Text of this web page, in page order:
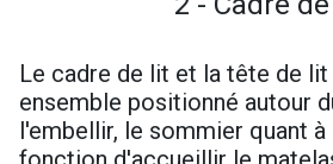
Le cadre de lit et la tête de
ensemble positionné autour
l'embellir, le sommier quant à